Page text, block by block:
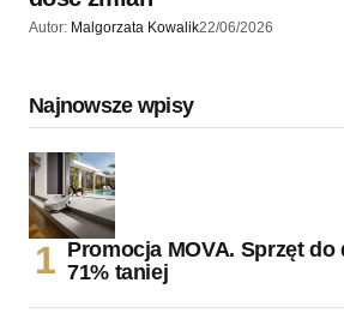
Autor: Malgorzata Kowalik22/06/2026
Najnowsze wpisy
Promocja MOVA. Sprzęt do
71% taniej